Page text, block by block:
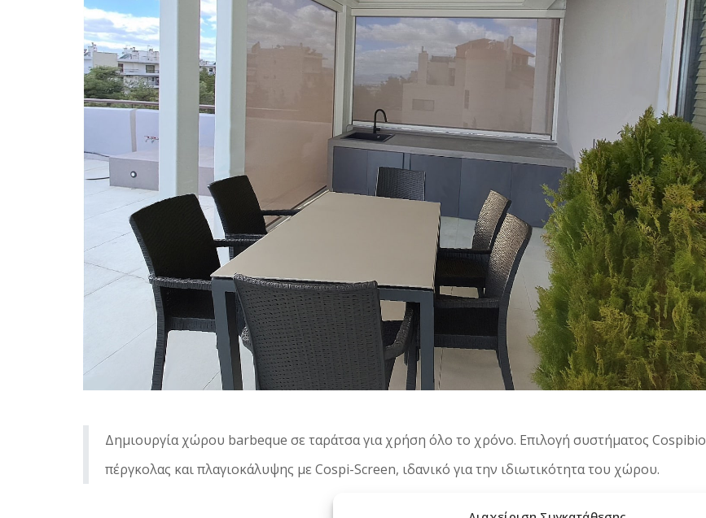
Δημιουργία χώρου barbeque σε ταράτσα για χρήση όλο το χρόνο. Επιλογή συστήματος Cospibio
πέργκολας και πλαγιοκάλυψης με Cospi-Screen, ιδανικό για την ιδιωτικότητα του χώρου.